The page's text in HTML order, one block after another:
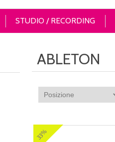
STUDIO / RECORDING
ABLETON
33%